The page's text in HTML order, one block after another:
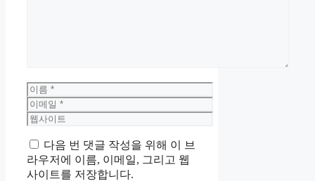
이
름
이
메
웹
이
트
다음 번 댓글 작성을 위해 이 브
라우저에 이름, 이메일, 그리고 웹
사이트를 저장합니다.